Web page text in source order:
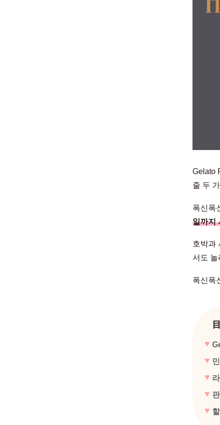
Gelato
줄 두
폭신폭
일까지
호박과
서도 놀
폭신폭